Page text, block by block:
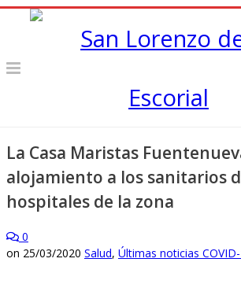
La Casa Maristas
alojamiento a los sanitarios
hospitales de la zona
0
on 25/03/2020 Salud, Últimas noticias